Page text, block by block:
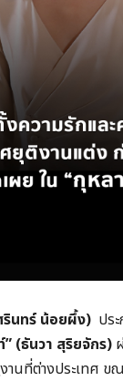
รินทร์ น้อยผึ้ง) ปร
” (ธันวา สุริยจักร)
านที่ต่างประเทศ ข